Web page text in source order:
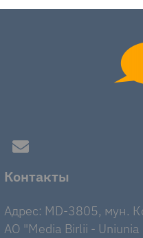
Контакты
Адрес: MD-3805, мун.
AO "Media Birlii - Uniunia